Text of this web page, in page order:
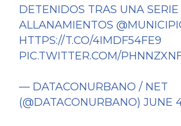
DETENIDOS TRAS UNA
ALLANAMIENTOS
HTTPS://T.CO/4IMDF54FE9
PIC.TWITTER.COM/
— DATACONURBANO / NET
(@DATACONURBANO)JUNE